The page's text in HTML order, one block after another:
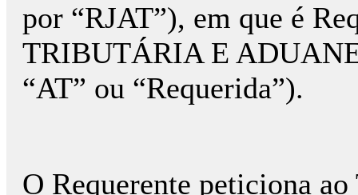
por “RJAT”), em que é
TRIBUTÁRIA E
“AT” ou “Requerida”).
O Requerente peticiona